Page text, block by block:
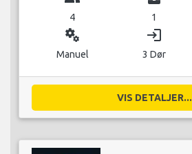
4 1
miscellaneous_services
Manuel
login
3 Dør
VIS DETALJER...